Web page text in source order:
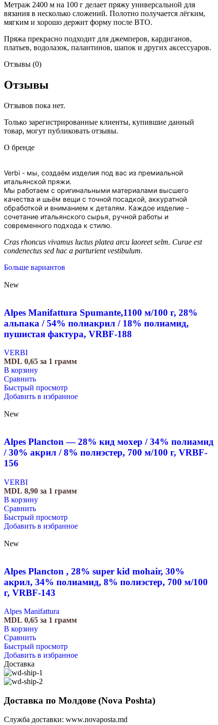
Метраж 2400 м на 100 г делает пряжу универсальной для
вязания в несколько сложений. Полотно получается лёгким,
мягким и хорошо держит форму после ВТО.
Пряжа прекрасно подходит для джемперов, кардиганов,
платьев, водолазок, палантинов, шапок и других аксессуаров.
Отзывы (0)
Отзывы
Отзывов пока нет.
Только зарегистрированные клиенты, купившие данный
товар, могут публиковать отзывы.
О бренде
Verbi - мы, создаём изделия под вас из премиальной
итальянской пряжи.
Мы работаем с оригинальными материалами высшего
качества и шьём вещи с точной посадкой, аккуратной
обработкой и вниманием к деталям. Каждое изделие -
сочетание итальянского сырья, ручной работы и
современного подхода к стилю.
Cras rhoncus vivamus luctus platea arcu laoreet selm. Curae est
condenectus sed hac a parturient vestibulum.
Больше вариантов
New
Alpes Manifattura Spumante,1100 м/100 г, 28%
альпака / 54% полиакрил / 18% полиамид,
пушистая фактура, VRBF-188
VERBI
MDL 0,65 за 1 грамм
В корзину
Сравнить
Быстрый просмотр
Добавить в избранное
New
Alpes Plancton — 28% кид мохер / 34% полиамид
/ 30% акрил / 8% полиэстер, 700 м/100 г, VRBF-
156
VERBI
MDL 8,90 за 1 грамм
В корзину
Сравнить
Быстрый просмотр
Добавить в избранное
New
Alpes Plancton , 28% super kid mohair, 30%
акрил, 34% полиамид, 8% полиэстер, 700 м/100
г, VRBF-143
Alpes Manifattura
MDL 0,65 за 1 грамм
В корзину
Сравнить
Быстрый просмотр
Добавить в избранное
Доставка
Доставка по Молдове (Nova Poshta)
Служба доставки: www.novaposta.md